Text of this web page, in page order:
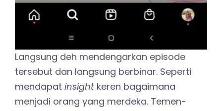
Langsung deh mendengarkan episode
tersebut dan langsung berbinar. Seperti
mendapat insight keren bagaimana
menjadi orang yang merdeka. Temen-